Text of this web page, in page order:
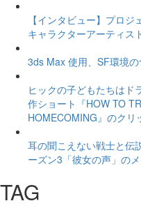
【インタビュー】プロ
キャラクターアーティス
3ds Max 使用、SF環境の
ヒックの子どもたちはド
作ショート『HOW TO
HOMECOMING』のクリ
耳の聞こえない戦士と伝
ーズン3「彼女の声」の
TAG